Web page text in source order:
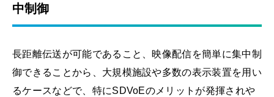
中制御
長距離伝送が可能であること、映像配信を簡単に集中制
御できることから、大規模施設や多数の表示装置を用い
るケースなどで、特にSDVoEのメリットが発揮されや